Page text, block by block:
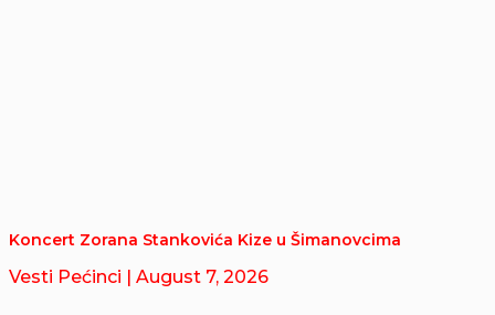
Koncert Zorana Stankovića Kize u Šimanovcima
Vesti Pećinci | August 7, 2026